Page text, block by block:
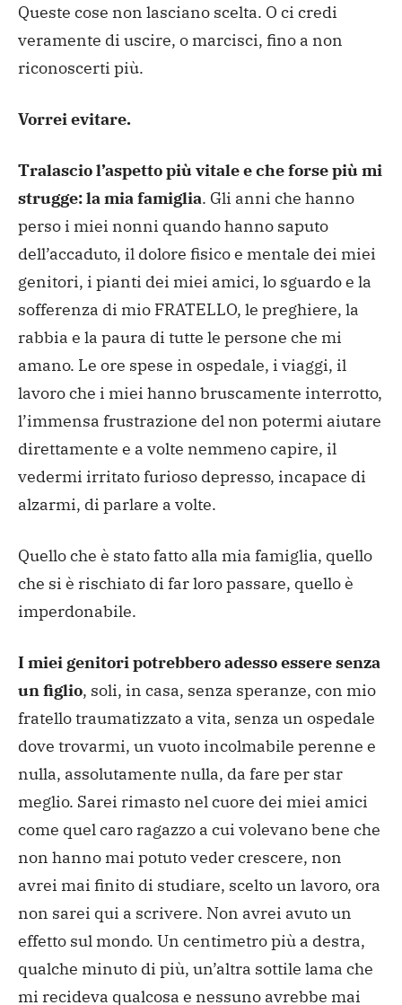
Queste cose non lasciano scelta. O ci credi
veramente di uscire, o marcisci, fino a non
riconoscerti più.
Vorrei evitare.
Tralascio l’aspetto più vitale e che forse più mi
strugge: la mia famiglia. Gli anni che hanno
perso i miei nonni quando hanno saputo
dell’accaduto, il dolore fisico e mentale dei miei
genitori, i pianti dei miei amici, lo sguardo e la
sofferenza di mio FRATELLO, le preghiere, la
rabbia e la paura di tutte le persone che mi
amano. Le ore spese in ospedale, i viaggi, il
lavoro che i miei hanno bruscamente interrotto,
l’immensa frustrazione del non potermi aiutare
direttamente e a volte nemmeno capire, il
vedermi irritato furioso depresso, incapace di
alzarmi, di parlare a volte.
Quello che è stato fatto alla mia famiglia, quello
che si è rischiato di far loro passare, quello è
imperdonabile.
I miei genitori potrebbero adesso essere senza
un figlio, soli, in casa, senza speranze, con mio
fratello traumatizzato a vita, senza un ospedale
dove trovarmi, un vuoto incolmabile perenne e
nulla, assolutamente nulla, da fare per star
meglio. Sarei rimasto nel cuore dei miei amici
come quel caro ragazzo a cui volevano bene che
non hanno mai potuto veder crescere, non
avrei mai finito di studiare, scelto un lavoro, ora
non sarei qui a scrivere. Non avrei avuto un
effetto sul mondo. Un centimetro più a destra,
qualche minuto di più, un’altra sottile lama che
mi recideva qualcosa e nessuno avrebbe mai